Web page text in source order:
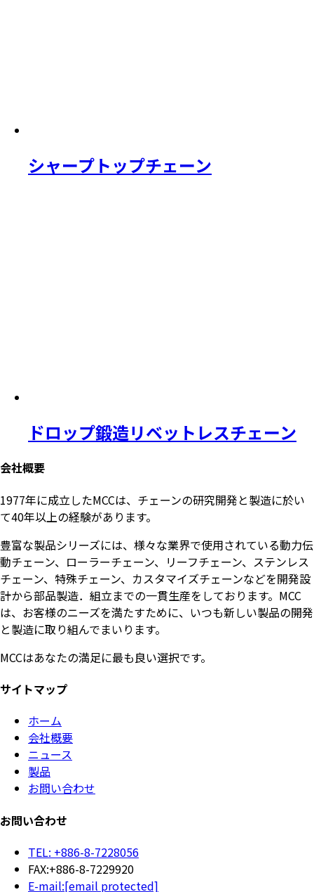
シャープトップチェーン
ドロップ鍛造リベットレスチェーン
会社概要
1977年に成立したMCCは、チェーンの研究開発と製造に於い
て40年以上の経験があります。
豊富な製品シリーズには、様々な業界で使用されている動力伝
動チェーン、ローラーチェーン、リーフチェーン、ステンレス
チェーン、特殊チェーン、カスタマイズチェーンなどを開発設
計から部品製造．組立までの一貫生産をしております。MCC
は、お客様のニーズを満たすために、いつも新しい製品の開発
と製造に取り組んでまいります。
MCCはあなたの満足に最も良い選択です。
サイトマップ
ホーム
会社概要
ニュース
製品
お問い合わせ
お問い合わせ
TEL: +886-8-7228056
FAX:+886-8-7229920
E-mail:[email protected]